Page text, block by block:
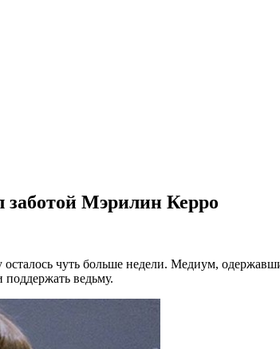
Мэрилин Керро
чуть больше недели. Медиум,
ведьму.